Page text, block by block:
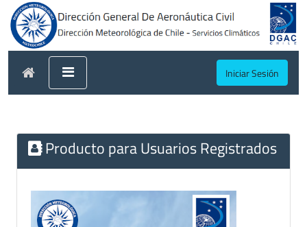
Iniciar Sesión
Producto para Usuarios Registrados